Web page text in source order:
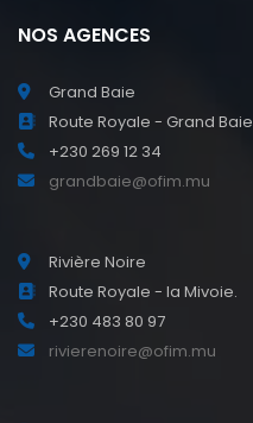
NOS AGENCES
Grand Baie
Route Royale - Grand Baie
+230 269 12 34
grandbaie@ofim.mu
Rivière Noire
Route Royale - la Mivoie.
+230 483 80 97
rivierenoire@ofim.mu